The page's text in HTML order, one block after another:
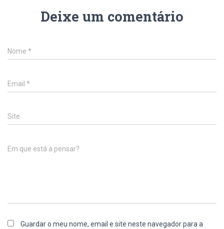
Deixe um comentário
Nome *
Email *
Site
Em que está a pensar?
Guardar o meu nome, email e site neste navegador para a